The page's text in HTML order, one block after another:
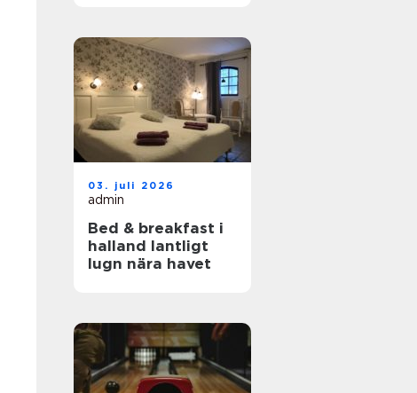
03. juli 2026
admin
Bed & breakfast i
halland lantligt
lugn nära havet